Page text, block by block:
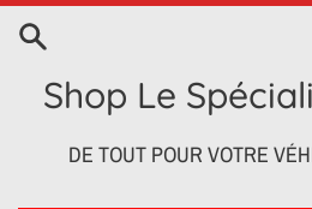
Passer
contenuShop Le
DE TOUT POUR VOTRE